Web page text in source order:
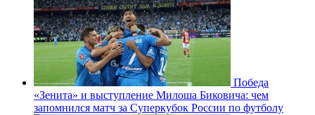
Победа
«Зенита» и выступление Милоша Биковича: чем
запомнился матч за Суперкубок России по футболу